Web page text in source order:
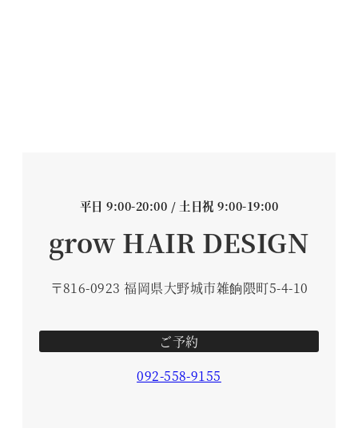
平日 9:00-20:00 / 土日祝 9:00-19:00
grow HAIR DESIGN
〒816-0923 福岡県大野城市雑餉隈町5-4-10
ご予約
092-558-9155